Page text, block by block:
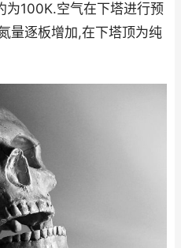
为100K.空气在下塔进行预
量逐板增加,在下塔顶为纯